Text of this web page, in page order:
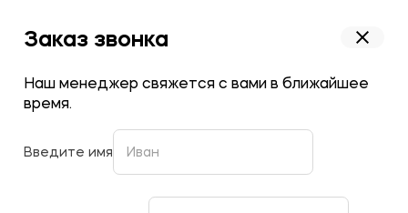
Заказ звонка
Наш менеджер свяжется с вами в ближайшее
время.
Введите имя